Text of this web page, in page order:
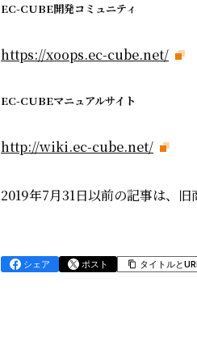
EC-CUBE開発コミュニティ
https://xoops.ec-cube.net/
EC-CUBEマニュアルサイト
http://wiki.ec-cube.net/
2019年7月31日以前の記事は、旧
シェア ポスト タイトルと